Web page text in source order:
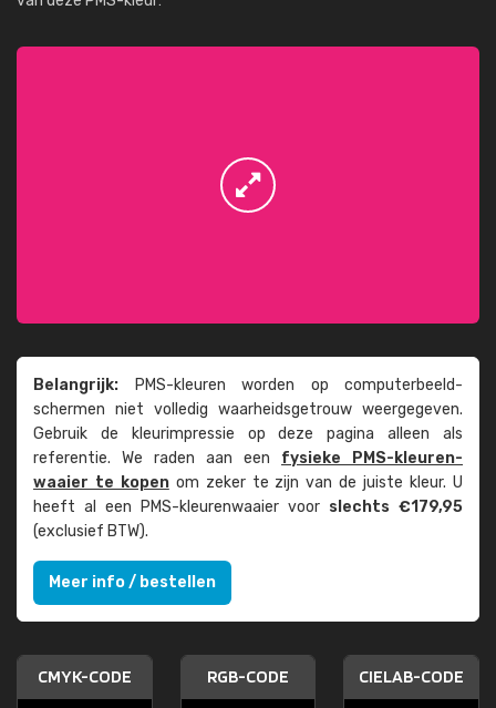
Belangrijk: PMS-kleuren worden op computer­beeld­
schermen niet volledig waarheids­­getrouw weer­gegeven.
Gebruik de kleur­impressie op deze pagina alleen als
referentie. We raden aan een fysieke PMS-kleuren­
waaier te kopenom zeker te zijn van de juiste kleur. U
heeft al een PMS-kleuren­waaier voor slechts €179,95
(exclusief BTW).
Meer info / bestellen
CMYK-CODE RGB-CODE CIELAB-CODE